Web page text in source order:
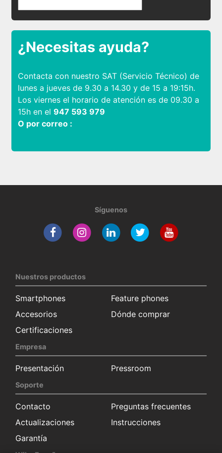
¿Necesitas ayuda?
Contacta con nuestro SAT (Servicio Técnico) de
lunes a jueves de 9.30 a 14.30 y de 15 a 19:15h.
Los viernes el horario de atención es de 09.30 a
15h en el 947 593 979
O por correo :
Síguenos
Nuestros productos
Smartphones
Feature phones
Accesorios
Dónde comprar
Certificaciones
Empresa
Presentación Pressroom
Soporte
Contacto
Preguntas frecuentes
Actualizaciones
Instrucciones
Garantía